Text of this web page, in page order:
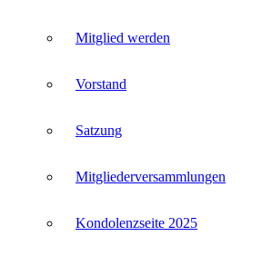
Mitglied werden
Vorstand
Satzung
Mitglieder­versammlungen
Kondolenzseite 2025